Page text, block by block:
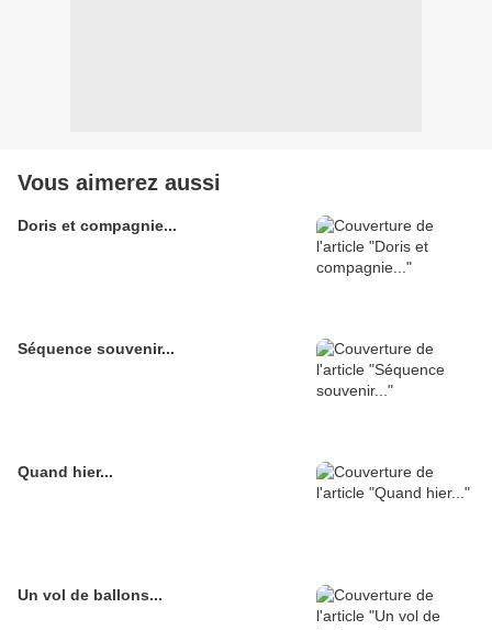
Vous aimerez aussi
Doris et compagnie...
Séquence souvenir...
Quand hier...
Un vol de ballons...